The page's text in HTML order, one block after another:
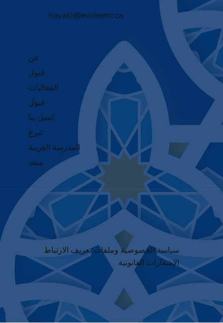
hayat.i@ecolejmc.ca
الفعاليات
اتصل بنا
تبرع
المدرسة العربية
منفذ
قبول
قبول
عن
سياسة الخصوصية وملفات تعريف الارتباط
الإشعارات القانونية